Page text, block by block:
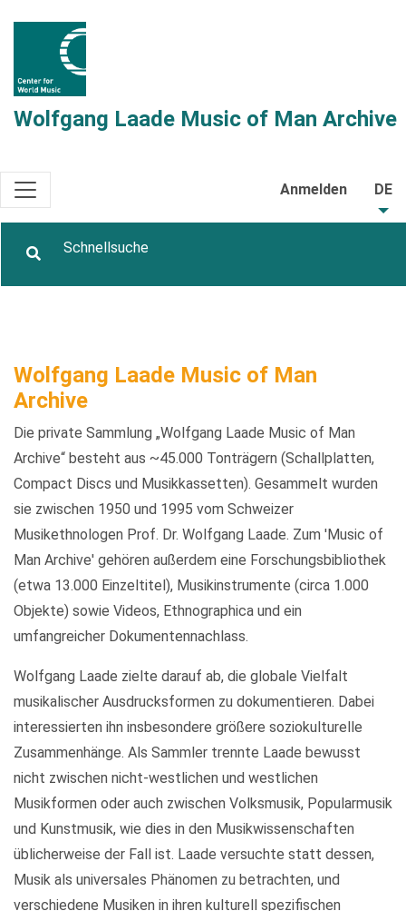
Wolfgang Laade Music of Man Archive
Anmelden DE
Wolfgang Laade Music of Man
Archive
Die private Sammlung „Wolfgang Laade Music of Man
Archive“ besteht aus ~45.000 Tonträgern (Schallplatten,
Compact Discs und Musikkassetten). Gesammelt wurden
sie zwischen 1950 und 1995 vom Schweizer
Musikethnologen Prof. Dr. Wolfgang Laade. Zum 'Music of
Man Archive' gehören außerdem eine Forschungsbibliothek
(etwa 13.000 Einzeltitel), Musikinstrumente (circa 1.000
Objekte) sowie Videos, Ethnographica und ein
umfangreicher Dokumentennachlass.
Wolfgang Laade zielte darauf ab, die globale Vielfalt
musikalischer Ausdrucksformen zu dokumentieren. Dabei
interessierten ihn insbesondere größere soziokulturelle
Zusammenhänge. Als Sammler trennte Laade bewusst
nicht zwischen nicht-westlichen und westlichen
Musikformen oder auch zwischen Volksmusik, Popularmusik
und Kunstmusik, wie dies in den Musikwissenschaften
üblicherweise der Fall ist. Laade versuchte statt dessen,
Musik als universales Phänomen zu betrachten, und
verschiedene Musiken in ihren kulturell spezifischen